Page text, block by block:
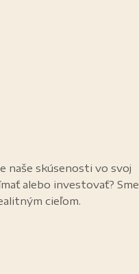
naše skúsenosti vo svoj
alebo investovať? Sme
cieľom.